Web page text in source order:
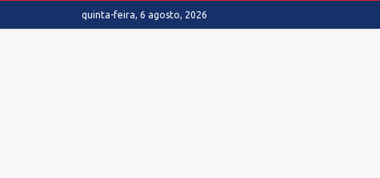
quinta-feira, 6 agosto, 2026